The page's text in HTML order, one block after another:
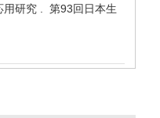
用研究 . 第93回日本生